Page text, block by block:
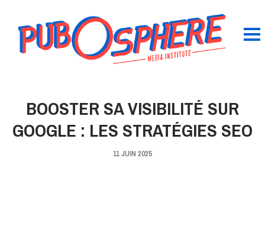
BOOSTER SA VISIBILITÉ SUR
GOOGLE : LES STRATÉGIES SEO
11 JUIN 2025